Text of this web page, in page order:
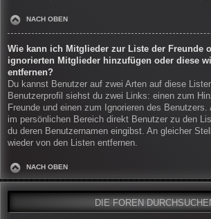
NACH OBEN
Wie kann ich Mitglieder zur Liste der Freunde
ignorierten Mitglieder hinzufügen oder diese
entfernen?
Du kannst Benutzer auf zwei Arten auf diese
Benutzerprofil siehst du zwei Links: einen zum
Freunde und einen zum Ignorieren des
im persönlichen Bereich direkt Benutzer zu den
du deren Benutzernamen eingibst. An gleicher
wieder von den Listen entfernen.
NACH OBEN
DIE FOREN